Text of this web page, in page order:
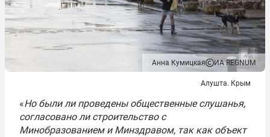
Анна Кумицкая ИА REGNUM
Алушта. Крым
«Но были ли проведены общественные слушанья,
согласовано ли строительство с
Минобразованием и Минздравом, так как объект